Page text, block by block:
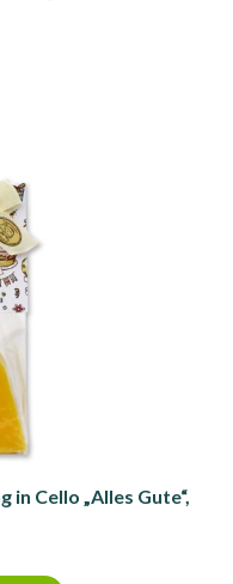
Cello „Alles Gute“,